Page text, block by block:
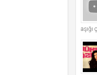
aşığı